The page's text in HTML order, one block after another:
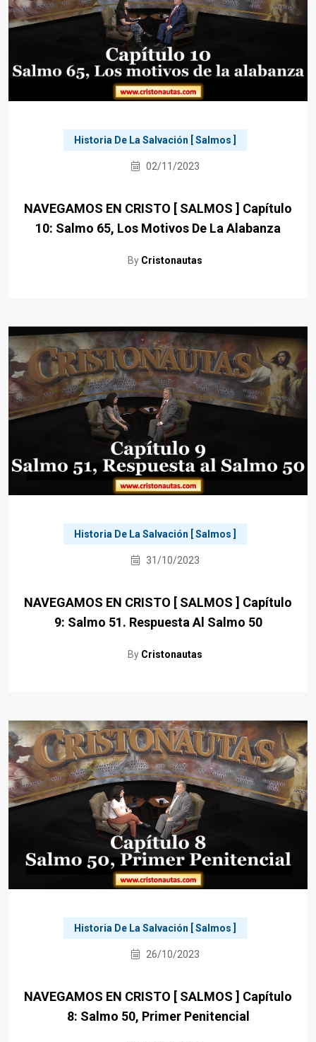
Historia De La Salvación [ Salmos ]
02/11/2023
NAVEGAMOS EN CRISTO [ SALMOS ] Capítulo
10: Salmo 65, Los Motivos De La Alabanza
By Cristonautas
Historia De La Salvación [ Salmos ]
31/10/2023
NAVEGAMOS EN CRISTO [ SALMOS ] Capítulo
9: Salmo 51. Respuesta Al Salmo 50
By Cristonautas
Historia De La Salvación [ Salmos ]
26/10/2023
NAVEGAMOS EN CRISTO [ SALMOS ] Capítulo
8: Salmo 50, Primer Penitencial